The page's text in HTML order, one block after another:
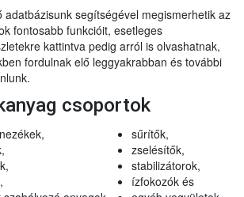
adatbázisunk segítségével megismerhetik az
fontosabb funkcióit, esetleges
kattintva pedig arról is olvashatnak,
fordulnak elő leggyakrabban és további
csoportok
sűrítők,
zselésítők,
stabilizátorok,
ízfokozók és